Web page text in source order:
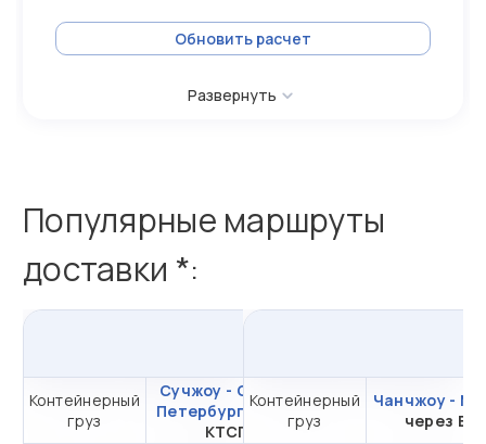
Обновить расчет
Развернуть
Популярные маршруты
доставки *:
Контейнерный
груз
Сучжоу - Санкт-
Петербург через
КТСП
от 476 365,23 ₽ за
40HC
Контейнерный
груз
Чанчжоу -
через